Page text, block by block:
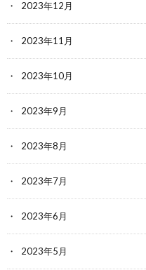
2023年12月
2023年11月
2023年10月
2023年9月
2023年8月
2023年7月
2023年6月
2023年5月